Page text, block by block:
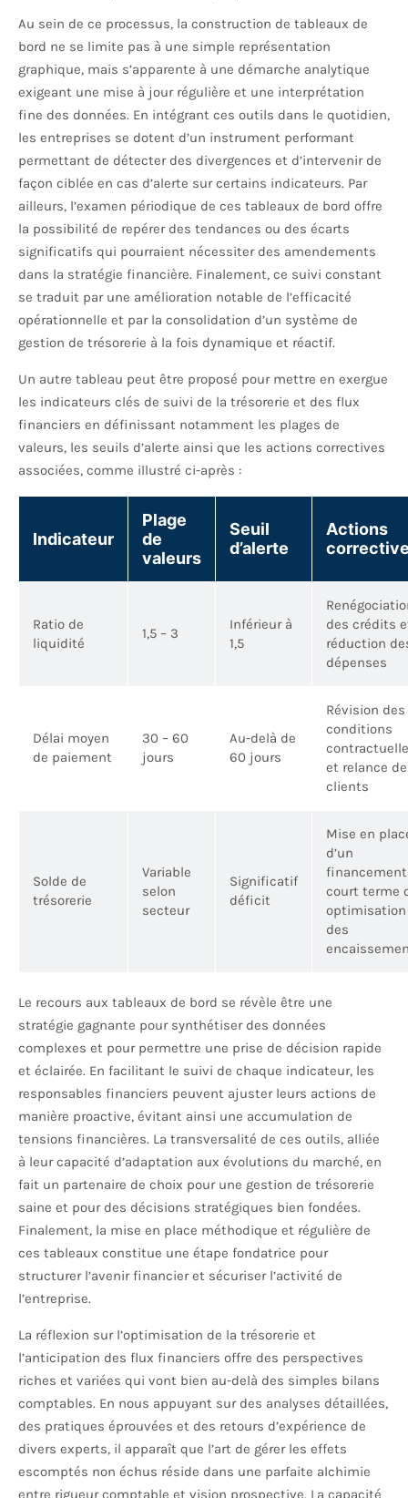
Au sein de ce processus, la construction de tableaux de
bord ne se limite pas à une simple représentation
graphique, mais s’apparente à une démarche analytique
exigeant une mise à jour régulière et une interprétation
fine des données. En intégrant ces outils dans le quotidien,
les entreprises se dotent d’un instrument performant
permettant de détecter des divergences et d’intervenir de
façon ciblée en cas d’alerte sur certains indicateurs. Par
ailleurs, l’examen périodique de ces tableaux de bord offre
la possibilité de repérer des tendances ou des écarts
significatifs qui pourraient nécessiter des amendements
dans la stratégie financière. Finalement, ce suivi constant
se traduit par une amélioration notable de l’efficacité
opérationnelle et par la consolidation d’un système de
gestion de trésorerie à la fois dynamique et réactif.
Un autre tableau peut être proposé pour mettre en exergue
les indicateurs clés de suivi de la trésorerie et des flux
financiers en définissant notamment les plages de
valeurs, les seuils d’alerte ainsi que les actions correctives
associées, comme illustré ci-après :
Indicateur
Plage
de
valeurs
Seuil
d’alerte
Actions
Ratio de
liquidité
1,5 – 3
Inférieur à
1,5
des crédits
réduction
dépenses
Délai moyen
de paiement
30 – 60
jours
Au-delà de
60 jours
Révision des
conditions
et relance
clients
Solde de
trésorerie
Variable
selon
secteur
Significatif
déficit
Mise en
d’un
financement
court terme
optimisation
des
Le recours aux tableaux de bord se révèle être une
stratégie gagnante pour synthétiser des données
complexes et pour permettre une prise de décision rapide
et éclairée. En facilitant le suivi de chaque indicateur, les
responsables financiers peuvent ajuster leurs actions de
manière proactive, évitant ainsi une accumulation de
tensions financières. La transversalité de ces outils, alliée
à leur capacité d’adaptation aux évolutions du marché, en
fait un partenaire de choix pour une gestion de trésorerie
saine et pour des décisions stratégiques bien fondées.
Finalement, la mise en place méthodique et régulière de
ces tableaux constitue une étape fondatrice pour
structurer l’avenir financier et sécuriser l’activité de
l’entreprise.
La réflexion sur l’optimisation de la trésorerie et
l’anticipation des flux financiers offre des perspectives
riches et variées qui vont bien au-delà des simples bilans
comptables. En nous appuyant sur des analyses détaillées,
des pratiques éprouvées et des retours d’expérience de
divers experts, il apparaît que l’art de gérer les effets
escomptés non échus réside dans une parfaite alchimie
entre rigueur comptable et vision prospective. La capacité